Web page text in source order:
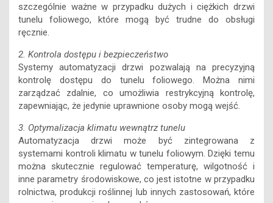
szczególnie ważne w przypadku dużych i ciężkich drzwi
tunelu foliowego, które mogą być trudne do obsługi
ręcznie.
2. Kontrola dostępu i bezpieczeństwo
Systemy automatyzacji drzwi pozwalają na precyzyjną
kontrolę dostępu do tunelu foliowego. Można nimi
zarządzać zdalnie, co umożliwia restrykcyjną kontrolę,
zapewniając, że jedynie uprawnione osoby mogą wejść.
3. Optymalizacja klimatu wewnątrz tunelu
Automatyzacja drzwi może być zintegrowana z
systemami kontroli klimatu w tunelu foliowym. Dzięki temu
można skutecznie regulować temperaturę, wilgotność i
inne parametry środowiskowe, co jest istotne w przypadku
rolnictwa, produkcji roślinnej lub innych zastosowań, które